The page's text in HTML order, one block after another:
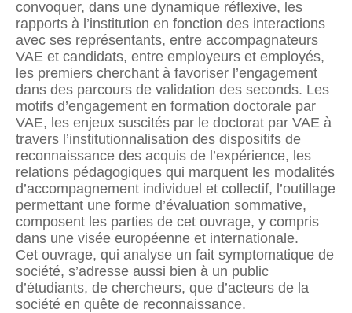
convoquer, dans une dynamique réflexive, les
rapports à l’institution en fonction des interactions
avec ses représentants, entre accompagnateurs
VAE et candidats, entre employeurs et employés,
les premiers cherchant à favoriser l’engagement
dans des parcours de validation des seconds. Les
motifs d’engagement en formation doctorale par
VAE, les enjeux suscités par le doctorat par VAE à
travers l’institutionnalisation des dispositifs de
reconnaissance des acquis de l’expérience, les
relations pédagogiques qui marquent les modalités
d’accompagnement individuel et collectif, l’outillage
permettant une forme d’évaluation sommative,
composent les parties de cet ouvrage, y compris
dans une visée européenne et internationale.
Cet ouvrage, qui analyse un fait symptomatique de
société, s’adresse aussi bien à un public
d’étudiants, de chercheurs, que d’acteurs de la
société en quête de reconnaissance.